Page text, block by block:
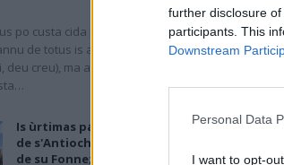
further disclosure
participants. This
Downstream
Personal Data
I want to opt-
po custa cida puru, chi est sa nova de
de totus is atras (e megu a brullai, si
deu creu), ma a sa fini, seu incumintzendi a
Is ùrtimas partidas de sa stagioni: is
de s'Antiochense bincint contras a is
de su Fonne; festa manna po is de su